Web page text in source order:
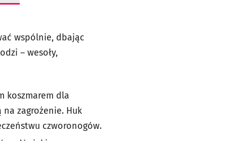
wspólnie, dbając
– wesoły,
koszmarem dla
zagrożenie. Huk
czworonogów.